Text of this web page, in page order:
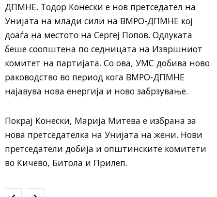
ДПМНЕ. Тодор Конески е нов претседател на
Унијата на млади сили на ВМРО-ДПМНЕ кој
доаѓа на местото на Сергеј Попов. Одлуката
беше соопштена по седницата на Извршниот
комитет на партијата. Со ова, УМС добива ново
раководство во период кога ВМРО-ДПМНЕ
најавува нова енергија и ново забрзување.
Покрај Конески, Марија Митева е избрана за
нова претседателка на Унијата на жени. Нови
претседатели добија и општинските комитети
во Кичево, Битола и Прилеп.